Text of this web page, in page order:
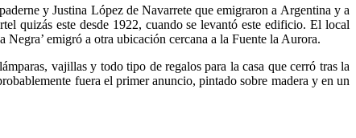
y Justina López de Navarrete que emigraron a Argentina y a
quizás este desde 1922, cuando se levantó este edificio. El local
Negra’ emigró a otra ubicación cercana a la Fuente la Aurora.
vajillas y todo tipo de regalos para la casa que cerró tras la
fuera el primer anuncio, pintado sobre madera y en un